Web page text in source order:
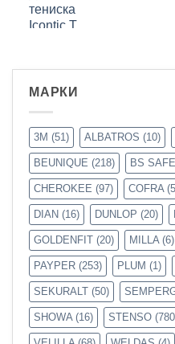
МАРКИ
3M (51) ALBATROS (10)
BEUNIQUE (218) BS SAFE
CHEROKEE (97) COFRA
DIAN (16) DUNLOP (20)
GOLDENFIT (20) MILLA (6)
PAYPER (253) PLUM (1)
SEKURALT (50)
SHOWA (16) STENSO